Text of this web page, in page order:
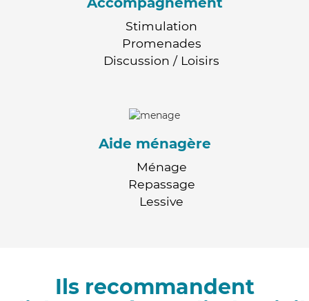
Stimulation
Promenades
Discussion / Loisirs
Aide ménagère
Ménage
Repassage
Lessive
Ils recommandent